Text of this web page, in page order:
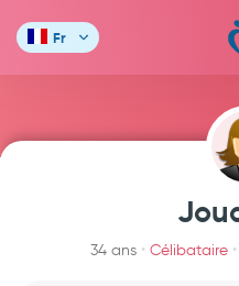
Fr
34 ans Célibataire